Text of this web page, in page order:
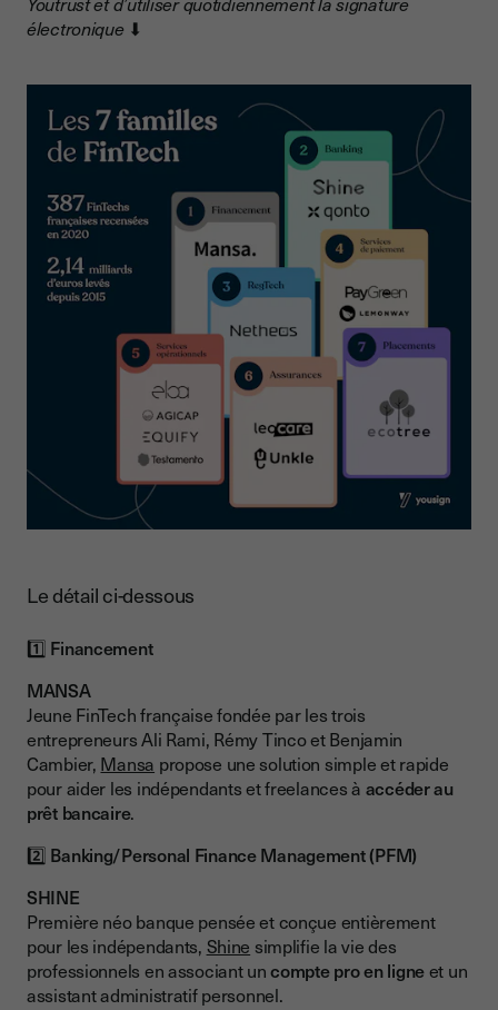
électronique ⬇
Le détail ci-dessous
1️⃣ Financement
MANSA
Jeune FinTech française fondée par les trois
entrepreneurs Ali Rami, Rémy Tinco et Benjamin
Cambier, Mansa propose une solution simple et rapide
pour aider les indépendants et freelances à accéder au
prêt bancaire.
2️⃣ Banking/Personal Finance Management (PFM)
SHINE
Première néo banque pensée et conçue entièrement
pour les indépendants, Shine simplifie la vie des
professionnels en associant uncompte pro en ligneet un
assistant administratif personnel.